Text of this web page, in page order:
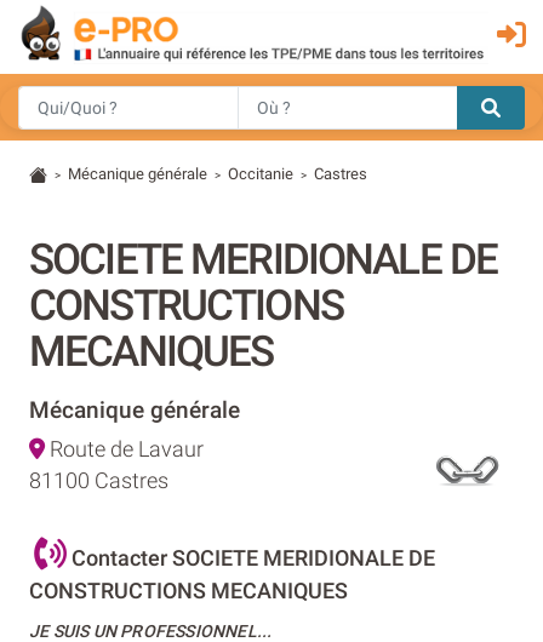
> Mécanique générale > Occitanie > Castres
SOCIETE MERIDIONALE DE
CONSTRUCTIONS
MECANIQUES
Mécanique générale
Route de Lavaur
81100 Castres
Contacter SOCIETE MERIDIONALE DE
CONSTRUCTIONS MECANIQUES
JE SUIS UN PROFESSIONNEL...